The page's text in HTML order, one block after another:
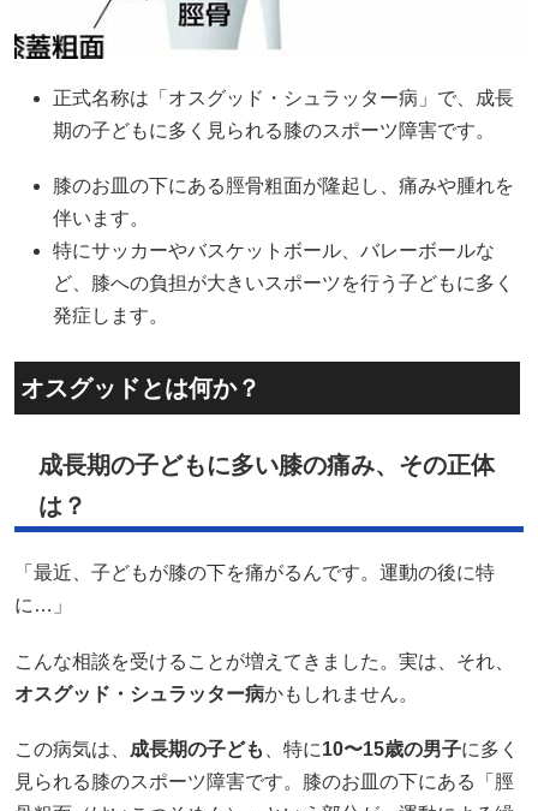
正式名称は「オスグッド・シュラッター病」で、成長
期の子どもに多く見られる膝のスポーツ障害です。
膝のお皿の下にある脛骨粗面が隆起し、痛みや腫れを
伴います。
特にサッカーやバスケットボール、バレーボールな
ど、膝への負担が大きいスポーツを行う子どもに多く
発症します。
オスグッドとは何か？
成長期の子どもに多い膝の痛み、その正体
は？
「最近、子どもが膝の下を痛がるんです。運動の後に特
に…」
こんな相談を受けることが増えてきました。​実は、それ、
オスグッド・シュラッター病かもしれません。​
この病気は、 成長期の子ども 、特に10〜15歳の男子に多く
見られる膝のスポーツ障害です。​膝のお皿の下にある「脛